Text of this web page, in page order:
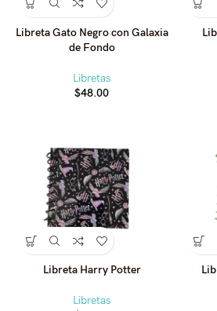
Libreta Gato Negro con Galaxia
de Fondo
Libretas
$48.00
Libreta Harry Potter
Libretas